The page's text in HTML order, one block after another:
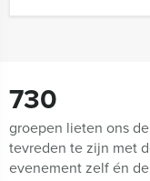
730
groepen lieten ons
tevreden te zijn met
evenement zelf én